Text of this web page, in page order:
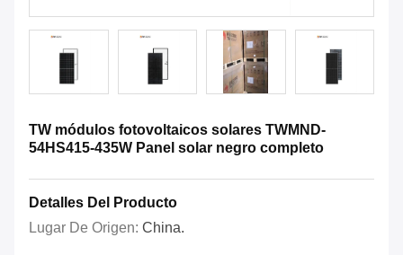
TW módulos fotovoltaicos solares TWMND-
54HS415-435W Panel solar negro completo
Detalles Del Producto
Lugar De Origen: China.